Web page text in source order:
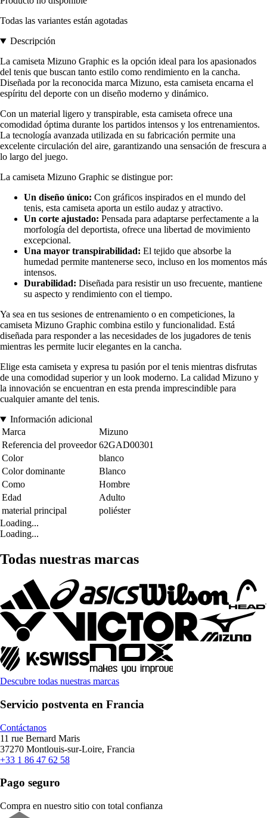
Todas las variantes están agotadas
Descripción
La camiseta Mizuno Graphic es la opción ideal para los apasionados
del tenis que buscan tanto estilo como rendimiento en la cancha.
Diseñada por la reconocida marca Mizuno, esta camiseta encarna el
espíritu del deporte con un diseño moderno y dinámico.
Con un material ligero y transpirable, esta camiseta ofrece una
comodidad óptima durante los partidos intensos y los entrenamientos.
La tecnología avanzada utilizada en su fabricación permite una
excelente circulación del aire, garantizando una sensación de frescura a
lo largo del juego.
La camiseta Mizuno Graphic se distingue por:
Un diseño único: Con gráficos inspirados en el mundo del
tenis, esta camiseta aporta un estilo audaz y atractivo.
Un corte ajustado: Pensada para adaptarse perfectamente a la
morfología del deportista, ofrece una libertad de movimiento
excepcional.
Una mayor transpirabilidad: El tejido que absorbe la
humedad permite mantenerse seco, incluso en los momentos más
intensos.
Durabilidad: Diseñada para resistir un uso frecuente, mantiene
su aspecto y rendimiento con el tiempo.
Ya sea en tus sesiones de entrenamiento o en competiciones, la
camiseta Mizuno Graphic combina estilo y funcionalidad. Está
diseñada para responder a las necesidades de los jugadores de tenis
mientras les permite lucir elegantes en la cancha.
Elige esta camiseta y expresa tu pasión por el tenis mientras disfrutas
de una comodidad superior y un look moderno. La calidad Mizuno y
la innovación se encuentran en esta prenda imprescindible para
cualquier amante del tenis.
Información adicional
Marca
Mizuno
Referencia del proveedor 62GAD00301
Color
blanco
Color dominante
Blanco
Como
Hombre
Edad
Adulto
material principal
poliéster
Loading...
Loading...
Todas nuestras marcas
Descubre todas nuestras marcas
Servicio postventa en Francia
Contáctanos
11 rue Bernard Maris
37270 Montlouis-sur-Loire, Francia
+33 1 86 47 62 58
Pago seguro
Compra en nuestro sitio con total confianza